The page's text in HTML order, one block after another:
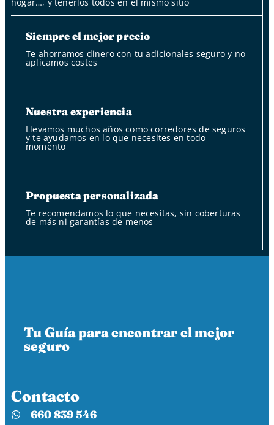
Siempre el mejor precio
Te ahorramos dinero con tu adicionales seguro y no
aplicamos costes
Nuestra experiencia
Llevamos muchos años como corredores de seguros
y te ayudamos en lo que necesites en todo
momento
Propuesta personalizada
Te recomendamos lo que necesitas, sin coberturas
de más ni garantías de menos
Tu Guía para encontrar el mejor
seguro
Contacto
660 839 546